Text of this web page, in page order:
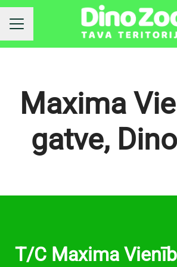
KARJERAS IZVĒLNE
Maxima
gatve,
T/C Maxima